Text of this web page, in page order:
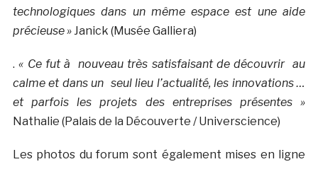
technologiques dans un même espace est une aide
précieuse »Janick (Musée Galliera)
.« Ce fut à nouveau très satisfaisant de découvrir au
calme et dans un seul lieu l’actualité, les innovations …
et parfois les projets des entreprises présentes »
Nathalie (Palais de la Découverte / Universcience)
Les photos du forum sont également mises en ligne